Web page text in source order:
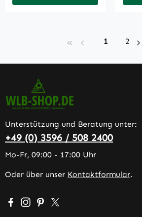
Seite
1 Seite
2
Unterstützung und Beratung unter:
+49 (0) 3596 / 508 2400
Mo-Fr, 09:00 - 17:00 Uhr
Oder über unser Kontaktformular.
Besuche uns auf Facebook –
Schau auf Instagram vorbei –
Lass dich auf Pinterest
Folge uns auf X –